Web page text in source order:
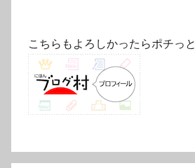
こちらもよろしかったらポチっと